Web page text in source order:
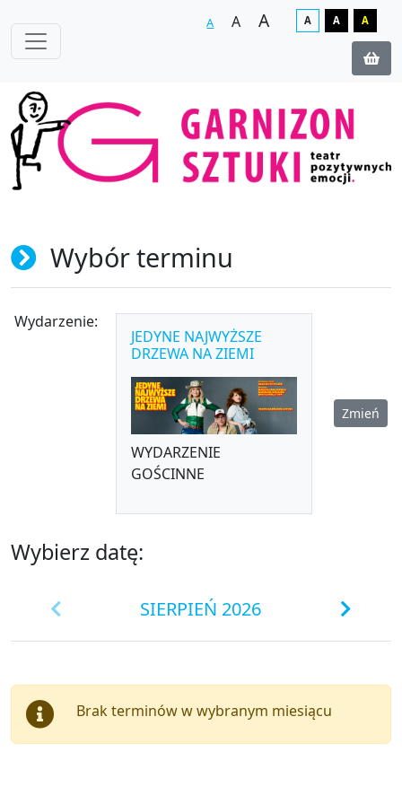
A A A A A A
Wybór terminu
Wydarzenie:
JEDYNE NAJWYŻSZE
DRZEWA NA ZIEMI
WYDARZENIE
GOŚCINNE
Zmień
Wybierz datę:
SIERPIEŃ 2026
Brak terminów w wybranym miesiącu